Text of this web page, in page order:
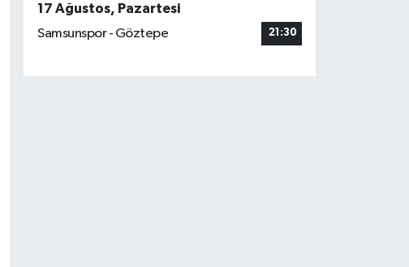
17 Ağustos, Pazartesi
Samsunspor - Göztepe
21:30